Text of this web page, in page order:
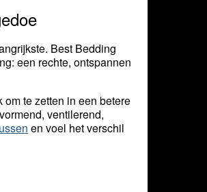
Best Bedding
een rechte, ontspannen
te zetten in een betere
ventilerend,
en voel het verschil